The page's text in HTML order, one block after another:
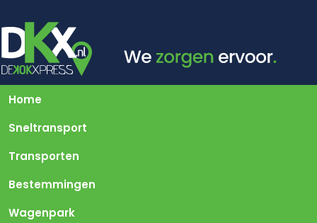
Home
Sneltransport
Transporten
Bestemmingen
Wagenpark